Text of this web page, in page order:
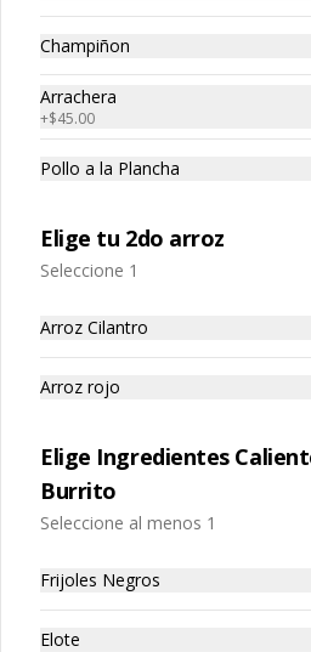
High PROtein
Low
Bowl
Tommy Nachos
Nacho
Porción
Champiñon
Arrachera
+$45.00
Pollo a la Plancha
Elige tu 2do arroz
Seleccione 1
Arroz Cilantro
Arroz rojo
Elige Ingredientes
Burrito
Seleccione al menos 1
Frijoles Negros
Elote